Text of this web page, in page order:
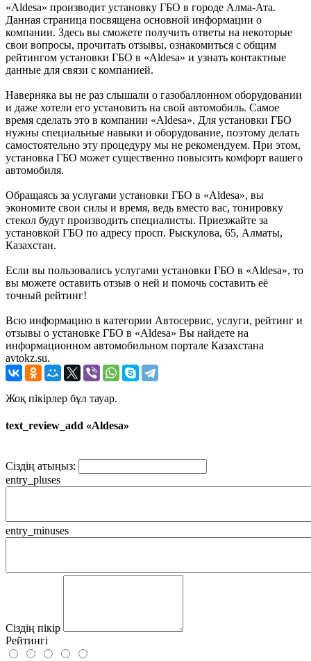
«Aldesa» производит установку ГБО в городе Алма-Ата.
Данная страница посвящена основной информации о
компании. Здесь вы сможете получить ответы на некоторые
свои вопросы, прочитать отзывы, ознакомиться с общим
рейтингом установки ГБО в «Aldesa» и узнать контактные
данные для связи с компанией.
Наверняка вы не раз слышали о газобаллонном оборудовании
и даже хотели его установить на свой автомобиль. Самое
время сделать это в компании «Aldesa». Для установки ГБО
нужны специальные навыки и оборудование, поэтому делать
самостоятельно эту процедуру мы не рекомендуем. При этом,
установка ГБО может существенно повысить комфорт вашего
автомобиля.
Обращаясь за услугами установки ГБО в «Aldesa», вы
экономите свои силы и время, ведь вместо вас, тонировку
стекол будут производить специалисты. Приезжайте за
установкой ГБО по адресу просп. Рыскулова, 65, Алматы,
Казахстан.
Если вы пользовались услугами установки ГБО в «Aldesa», то
вы можете оставить отзыв о ней и помочь составить её
точный рейтинг!
Всю информацию в категории Автосервис, услуги, рейтинг и
отзывы о установке ГБО в «Aldesa» Вы найдете на
информационном автомобильном портале Казахстана
avtokz.su.
Жоқ пікірлер бұл тауар.
text_review_add «Aldesa»
Сіздің атыңыз:
entry_pluses
entry_minuses
Сіздің пікір
Рейтингі